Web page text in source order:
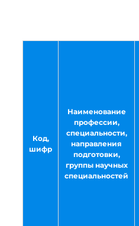
Код,
шифр
Наименование
профессии,
специальности,
направления
подготовки,
группы научных
специальностей